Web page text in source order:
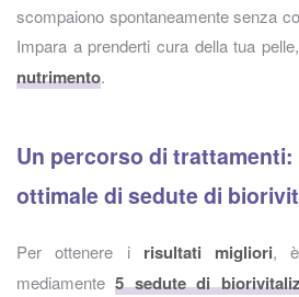
scompaiono spontaneamente senza
Impara a prenderti cura della tua pelle,
nutrimento.
Un percorso di trattamenti:
ottimale di sedute di
Per ottenere i risultati migliori, è
mediamente5 sedute di